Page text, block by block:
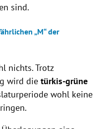
sind.
„M“ der
nichts. Trotz
wird die türkis-grüne
wohl keine